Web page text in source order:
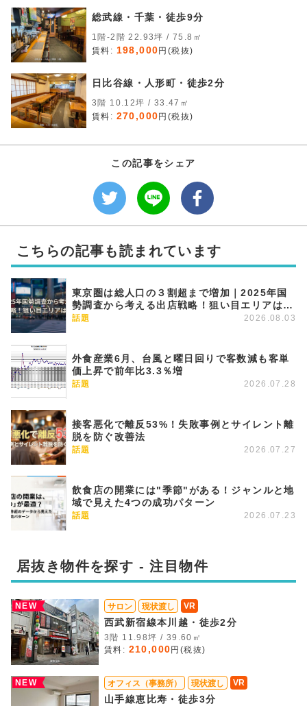
総武線・千葉・徒歩9分
1階-2階 22.93坪 / 75.8㎡
賃料: 198,000 円(税抜)
日比谷線・人形町・徒歩2分
3階 10.12坪 / 33.47㎡
賃料: 270,000 円(税抜)
この記事をシェア
こちらの記事も読まれています
東京圏は総人口の３割超まで増加｜2025年国
勢調査から考える出店戦略！狙い目エリアはど
こか
話題 2026.08.03
外食産業6月、台風と曜日回りで客数減も客単
価上昇で前年比3.3％増
話題 2026.07.28
接客悪化で離反53%！失敗事例とサイレント離
脱を防ぐ改善法
話題 2026.07.27
飲食店の開業には"季節"がある！ジャンルと地
域で見えた4つの成功パターン
話題 2026.07.23
居抜き物件を探す - 注目物件
NEW サロン 現状渡し VR
西武新宿線本川越・徒歩2分
3階 11.98坪 / 39.60㎡
賃料: 210,000 円(税抜)
NEW オフィス（事務所） 現状渡し VR
山手線恵比寿・徒歩3分